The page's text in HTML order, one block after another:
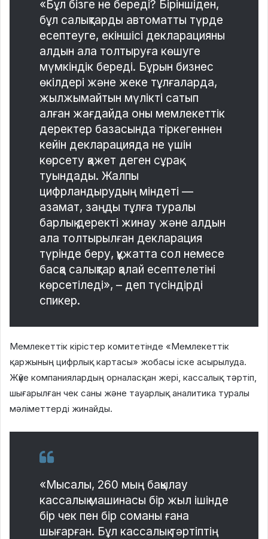
«Бұл бізге не береді? Біріншіден,
бұл салықтарды автоматты түрде
есептеуге, екіншісі декларацияны
алдын ала толтыруға көшуге
мүмкіндік береді. Бұрын бизнес
өкілдері және жеке тұлғаларда,
жылжымайтын мүлікті сатып
алған жағдайда оны мемлекеттік
деректер базасында тіркегеннен
кейін декларацияда не үшін
көрсету қажет деген сұрақ
туындады. Жалпы
цифрландырудың міндеті —
азамат, заңды тұлға туралы
барлық деректі жинау және алдын
ала толтырылған декларация
түрінде беру, құжатта сол немесе
басқа салықтар қалай есептелетіні
көрсетіледі», – деп түсіндірді
спикер.
Мемлекеттік кірістер комитетінде «Мемлекеттік
қаржының цифрлық картасы» жобасы іске асырылуда.
Жүйе компаниялардың орналасқан жері, кассалық тәртіп,
шығарылған чек саны және тауарлық аналитика туралы
мәліметтерді жинайды.
«Мысалы, 260 мың бақылау
кассалық машинасы бір жыл ішінде
бір чек пен бір соманы ғана
шығарған. Бұл кассалық тәртіптің